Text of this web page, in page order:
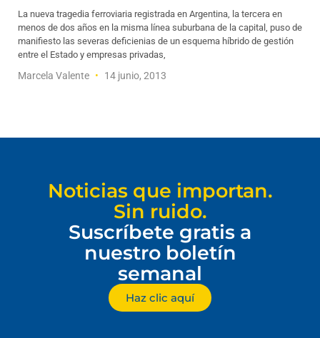
La nueva tragedia ferroviaria registrada en Argentina, la tercera en
menos de dos años en la misma línea suburbana de la capital, puso de
manifiesto las severas deficienias de un esquema híbrido de gestión
entre el Estado y empresas privadas,
Marcela Valente 14 junio, 2013
Noticias que importan.
Sin ruido.
Suscríbete gratis a
nuestro boletín
semanal
Haz clic aquí